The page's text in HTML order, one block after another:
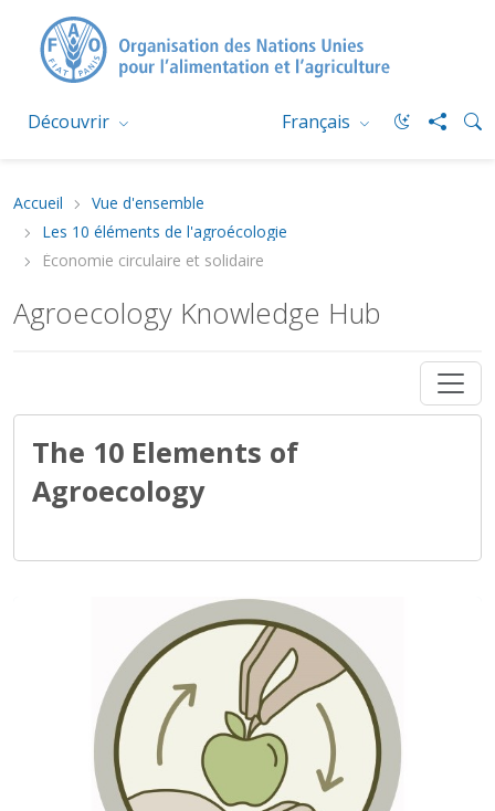
Découvrir Français
Accueil
Vue d'ensemble
Les 10 éléments de l'agroécologie
Économie circulaire et solidaire
Agroecology Knowledge Hub
The 10 Elements of
Agroecology